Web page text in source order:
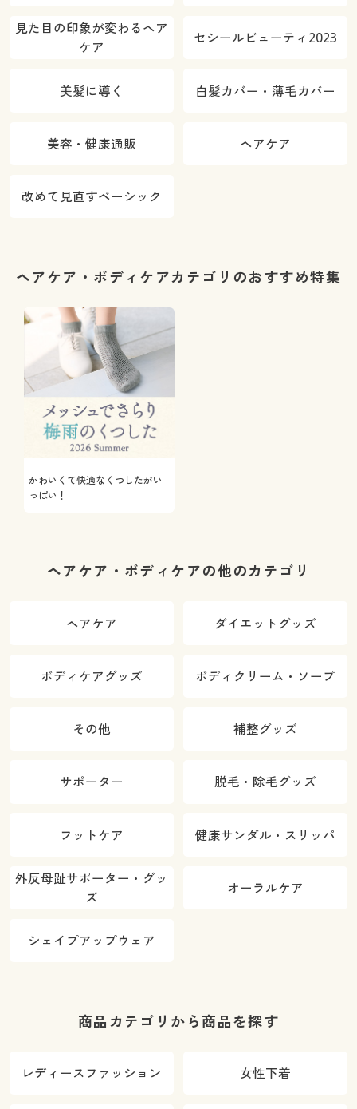
見た目の印象が変わるヘア
ケア
セシールビューティ2023
美髪に導く 白髪カバー・薄毛カバー
美容・健康通販 ヘアケア
改めて見直すベーシック
ヘアケア・ボディケアカテゴリのおすすめ特集
かわいくて快適なくつしたがい
っぱい！
ヘアケア・ボディケアの他のカテゴリ
ヘアケア ダイエットグッズ
ボディケアグッズ ボディクリーム・ソープ
その他 補整グッズ
サポーター 脱毛・除毛グッズ
フットケア 健康サンダル・スリッパ
外反母趾サポーター・グッ
ズ
オーラルケア
シェイプアップウェア
商品カテゴリから商品を探す
レディースファッション 女性下着